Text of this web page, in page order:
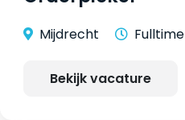
Mijdrecht Fulltime
Bekijk vacature